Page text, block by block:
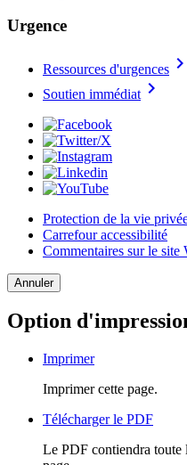
Urgence
Ressources d'urgences chevron_right
Soutien immédiat chevron_right
Protection de la vie
Carrefour accessibilité
Commentaires sur le site
Annuler
Option
Imprimer
Imprimer cette page.
Télécharger le PDF
Le PDF contiendra toute